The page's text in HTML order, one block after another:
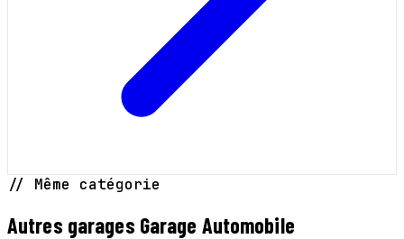
// Même catégorie
Autres garages Garage Automobile